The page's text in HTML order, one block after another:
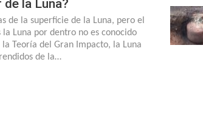
la Luna?
de la superficie de la Luna, pero el
Luna por dentro no es conocido
la Teoría del Gran Impacto, la Luna
de la…